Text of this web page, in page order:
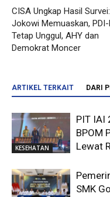
CISA Ungkap Hasil Survei:
Jokowi Memuaskan, PDI-
Tetap Unggul, AHY dan
Demokrat Moncer
ARTIKEL TERKAIT DARI
KESEHATAN
PIT IAI
BPOM
Lewat
SMK